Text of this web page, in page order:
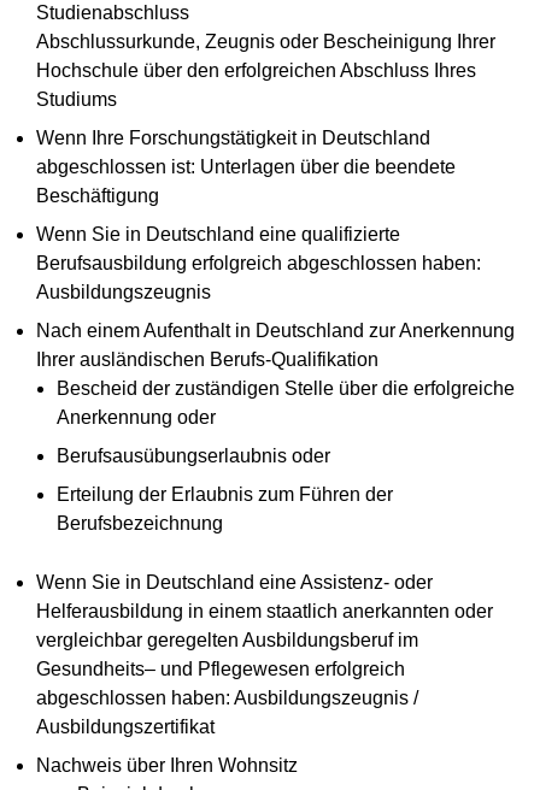
Studienabschluss
Abschlussurkunde, Zeugnis oder Bescheinigung Ihrer
Hochschule über den erfolgreichen Abschluss Ihres
Studiums
Wenn Ihre Forschungstätigkeit in Deutschland
abgeschlossen ist: Unterlagen über die beendete
Beschäftigung
Wenn Sie in Deutschland eine qualifizierte
Berufsausbildung erfolgreich abgeschlossen haben:
Ausbildungszeugnis
Nach einem Aufenthalt in Deutschland zur Anerkennung
Ihrer ausländischen Berufs-Qualifikation
Bescheid der zuständigen Stelle über die erfolgreiche
Anerkennung oder
Berufsausübungserlaubnis oder
Erteilung der Erlaubnis zum Führen der
Berufsbezeichnung
Wenn Sie in Deutschland eine Assistenz- oder
Helferausbildung in einem staatlich anerkannten oder
vergleichbar geregelten Ausbildungsberuf im
Gesundheits– und Pflegewesen erfolgreich
abgeschlossen haben: Ausbildungszeugnis /
Ausbildungszertifikat
Nachweis über Ihren Wohnsitz